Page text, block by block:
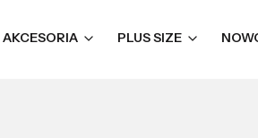
AKCESORIA PLUS SIZE